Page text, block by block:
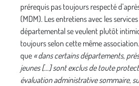
prérequis pas toujours respecté
(MDM). Les entretiens avec les
départemental se veulent plutôt
toujours selon cette même
que « dans certains départements,
jeunes […] sont exclus de toute
évaluation administrative sommaire,